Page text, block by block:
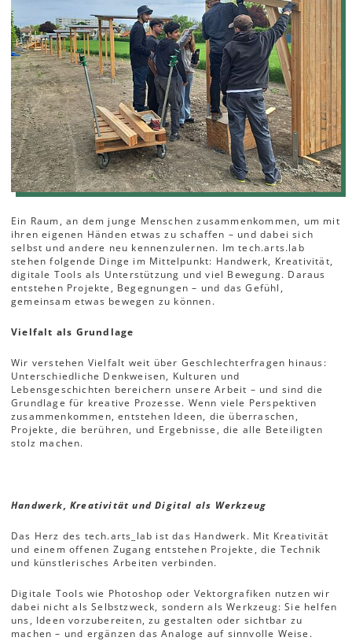
Ein Raum, an dem junge Menschen zusammenkommen, um mit
ihren eigenen Händen etwas zu schaffen – und dabei sich
selbst und andere neu kennenzulernen. Im tech.arts.lab
stehen folgende Dinge im Mittelpunkt: Handwerk, Kreativität,
digitale Tools als Unterstützung und viel Bewegung. Daraus
entstehen Projekte, Begegnungen – und das Gefühl,
gemeinsam etwas bewegen zu können.
Vielfalt als Grundlage
Wir verstehen Vielfalt weit über Geschlechterfragen hinaus:
Unterschiedliche Denkweisen, Kulturen und
Lebensgeschichten bereichern unsere Arbeit – und sind die
Grundlage für kreative Prozesse. Wenn viele Perspektiven
zusammenkommen, entstehen Ideen, die überraschen,
Projekte, die berühren, und Ergebnisse, die alle Beteiligten
stolz machen.
Handwerk, Kreativität und Digital als Werkzeug
Das Herz des tech.arts_lab ist das Handwerk. Mit Kreativität
und einem offenen Zugang entstehen Projekte, die Technik
und künstlerisches Arbeiten verbinden.
Digitale Tools wie Photoshop oder Vektorgrafiken nutzen wir
dabei nicht als Selbstzweck, sondern als Werkzeug: Sie helfen
uns, Ideen vorzubereiten, zu gestalten oder sichtbar zu
machen – und ergänzen das Analoge auf sinnvolle Weise.